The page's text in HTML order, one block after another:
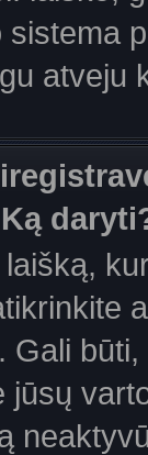
atveju
Gali
jūsų